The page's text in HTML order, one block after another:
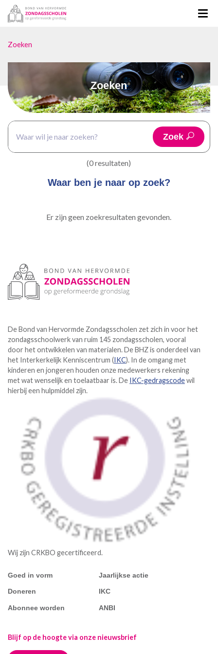
Zoeken
Zoeken
Zoek
(0 resultaten)
Waar ben je naar op zoek?
Er zijn geen zoekresultaten gevonden.
De Bond van Hervormde Zondagsscholen zet zich in voor het
zondagsschoolwerk van ruim 145 zondagsscholen, vooral
door het ontwikkelen van materialen. De BHZ is onderdeel van
het Interkerkelijk Kenniscentrum (IKC). In de omgang met
kinderen en jongeren houden onze medewerkers rekening
met wat wenselijk en toelaatbaar is. De IKC-gedragscodewil
hierbij een hulpmiddel zijn.
Wij zijn CRKBO gecertificeerd.
Goed in vorm Jaarlijkse actie
Doneren IKC
Abonnee worden ANBI
Blijf op de hoogte via onze nieuwsbrief